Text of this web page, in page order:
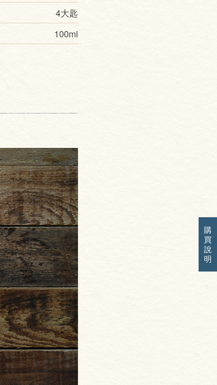
4大匙
100ml
購
買
說
明